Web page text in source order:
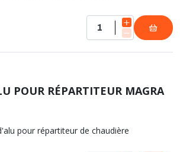
POUR RÉPARTITEUR MAGRA
pour répartiteur de chaudière